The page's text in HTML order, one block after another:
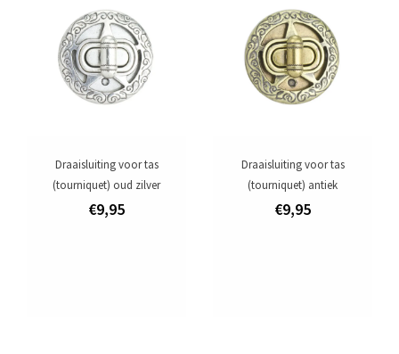
Draaisluiting voor tas
(tourniquet) oud zilver
€9,95
Draaisluiting voor tas
(tourniquet) antiek
€9,95